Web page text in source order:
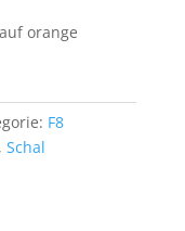
orange
F8
, Schal